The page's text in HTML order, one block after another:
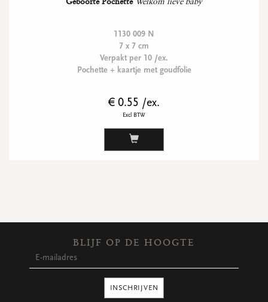
1130 009 N
7 x 7 cm
Verpakt per 10 /ex.
Pochette + kaartje met goudfolie
€ 0.55 /ex.
Excl BTW
BLIJF OP DE HOOGTE
INSCHRIJVEN